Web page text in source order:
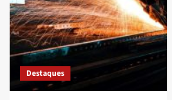
Destaques